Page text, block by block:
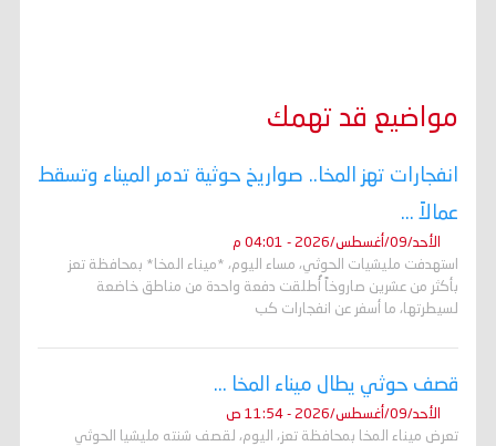
مواضيع قد تهمك
انفجارات تهز المخا.. صواريخ حوثية تدمر الميناء وتسقط
عمالاً ...
الأحد/09/أغسطس/2026 - 04:01 م
استهدفت مليشيات الحوثي، مساء اليوم، *ميناء المخا* بمحافظة تعز
بأكثر من عشرين صاروخاً أُطلقت دفعة واحدة من مناطق خاضعة
لسيطرتها، ما أسفر عن انفجارات كب
قصف حوثي يطال ميناء المخا ...
الأحد/09/أغسطس/2026 - 11:54 ص
تعرض ميناء المخا بمحافظة تعز، اليوم، لقصف شنته مليشيا الحوثي